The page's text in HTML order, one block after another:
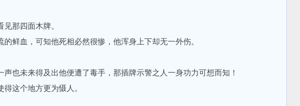
那四面木牌。
血，可知他死相必然很惨，他浑身上下却无一外伤。
未来得及出他便遭了毒手，那插牌示警之人一身功力可想而知！
这个地方更为慑人。